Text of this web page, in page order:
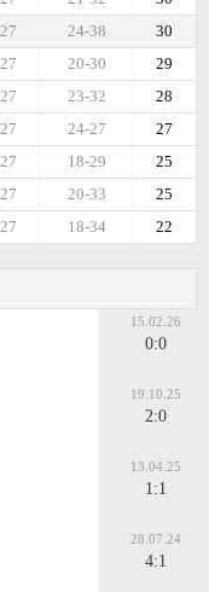
30
24-38
27
29
20-30
27
28
23-32
27
27
24-27
27
25
18-29
27
25
20-33
27
22
18-34
27
15.02.26
0:0
19.10.25
2:0
13.04.25
1:1
28.07.24
4:1